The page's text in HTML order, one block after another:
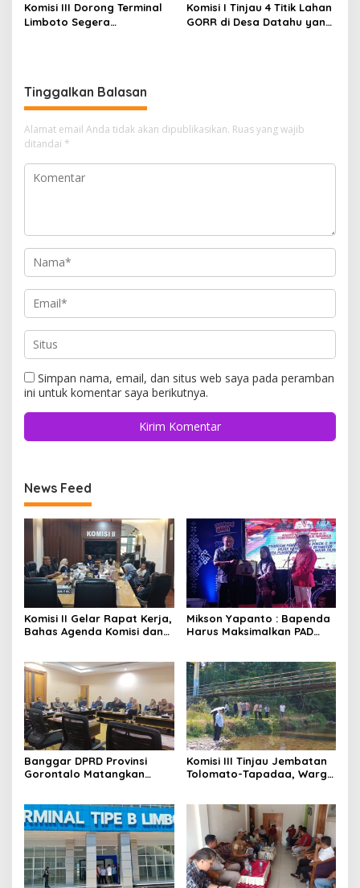
Komisi III Dorong Terminal
Limboto Segera
Komisi I Tinjau 4 Titik Lahan
GORR di Desa Datahu yang
Tinggalkan Balasan
Alamat email Anda tidak akan dipublikasikan. Ruas yang wajib
ditandai *
Simpan nama, email, dan situs web saya pada peramban
ini untuk komentar saya berikutnya.
News Feed
Komisi II Gelar Rapat Kerja,
Bahas Agenda Komisi dan
Mikson Yapanto : Bapenda
Harus Maksimalkan PAD
Banggar DPRD Provinsi
Gorontalo Matangkan
Lanjuti Hasil Konsultasi
Komisi
Komisi III Tinjau Jembatan
Tolomato-Tapadaa, Warga